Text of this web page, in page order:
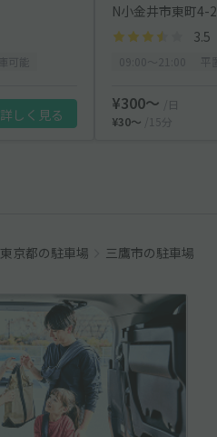
詳しく見る
N小金井市東町4-
3.5
¥300〜
/日
¥30〜
/15分
東京都の駐車場 三鷹市の駐車場